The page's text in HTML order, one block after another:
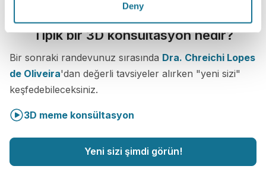
Deny
Tipik bir 3D konsültasyon nedir?
Bir sonraki randevunuz sırasında Dra. Chreichi Lopes
de Oliveira'dan değerli tavsiyeler alırken "yeni sizi"
keşfedebileceksiniz.
3D meme konsültasyon
Yeni sizi şimdi görün!